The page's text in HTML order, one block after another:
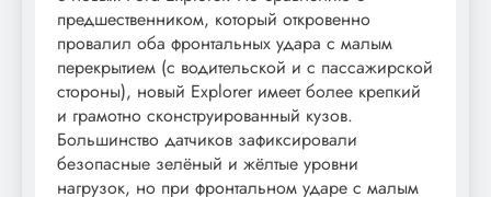
предшественником, который откровенно
провалил оба фронтальных удара с малым
перекрытием (с водительской и с пассажирской
стороны), новый Explorer имеет более крепкий
и грамотно сконструированный кузов.
Большинство датчиков зафиксировали
безопасные зелёный и жёлтые уровни
нагрузок, но при фронтальном ударе с малым